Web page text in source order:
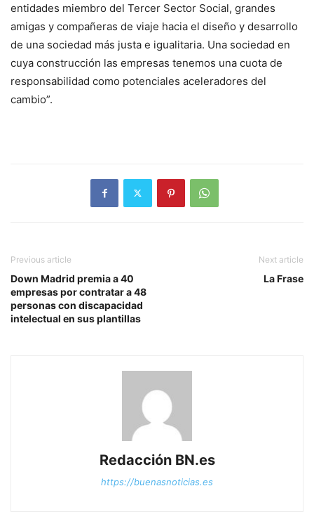
entidades miembro del Tercer Sector Social, grandes
amigas y compañeras de viaje hacia el diseño y desarrollo
de una sociedad más justa e igualitaria. Una sociedad en
cuya construcción las empresas tenemos una cuota de
responsabilidad como potenciales aceleradores del
cambio”.
Previous article
Down Madrid premia a 40
empresas por contratar a 48
personas con discapacidad
intelectual en sus plantillas
Next article
La Frase
Redacción BN.es
https://buenasnoticias.es